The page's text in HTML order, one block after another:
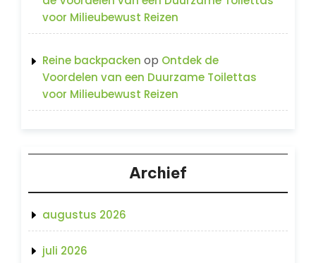
voor Milieubewust Reizen
Reine backpacken op Ontdek de
Voordelen van een Duurzame Toilettas
voor Milieubewust Reizen
Archief
augustus 2026
juli 2026